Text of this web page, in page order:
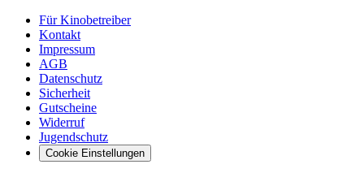
Für Kinobetreiber
Kontakt
Impressum
AGB
Datenschutz
Sicherheit
Gutscheine
Widerruf
Jugendschutz
Cookie Einstellungen